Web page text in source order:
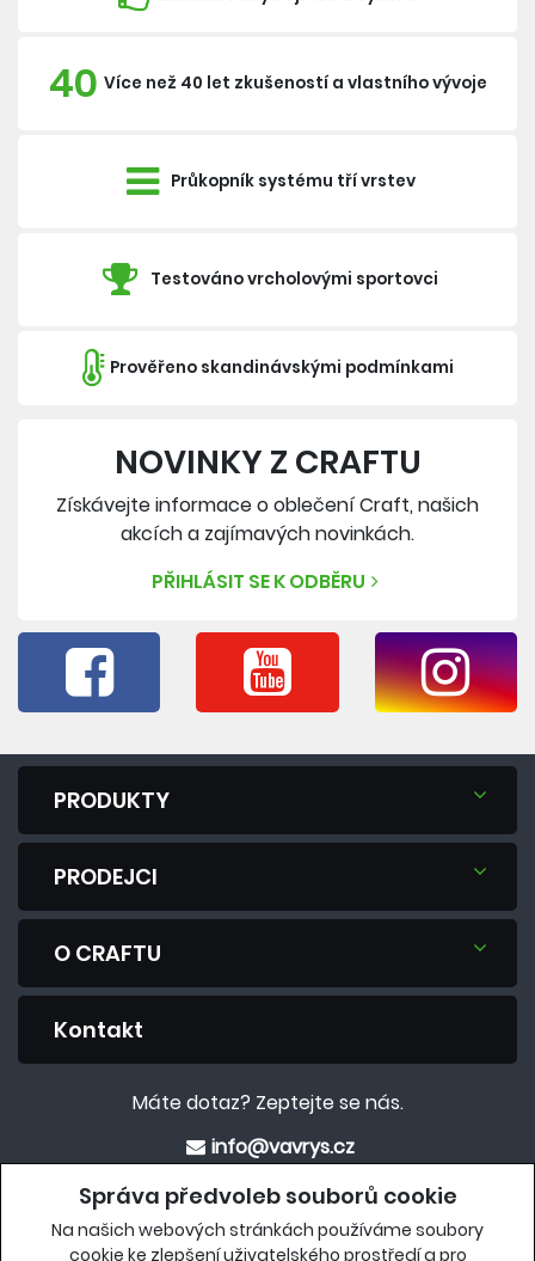
Správa předvoleb souborů cookie
Na našich webových stránkách používáme soubory
cookie ke zlepšení uživatelského prostředí a pro
40 Více než 40 let zkušeností a vlastního vývoje
Průkopník systému tří vrstev
Testováno vrcholovými sportovci
Prověřeno skandinávskými podmínkami
NOVINKY Z CRAFTU
Získávejte informace o oblečení Craft, našich
akcích a zajímavých novinkách.
PŘIHLÁSIT SE K ODBĚRU
PRODUKTY
PRODEJCI
O CRAFTU
Kontakt
Máte dotaz? Zeptejte se nás.
info@vavrys.cz
+420 575 570 913
Eshop